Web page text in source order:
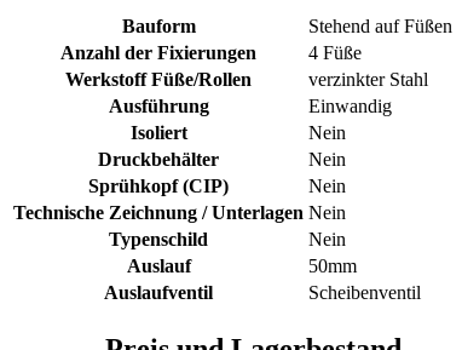
Bauform
Stehend auf Füßen
Anzahl der Fixierungen
4 Füße
Werkstoff Füße/Rollen
verzinkter Stahl
Ausführung
Einwandig
Isoliert
Nein
Druckbehälter
Nein
Sprühkopf (CIP)
Nein
Technische Zeichnung / Unterlagen Nein
Typenschild
Nein
Auslauf
50mm
Auslaufventil
Scheibenventil